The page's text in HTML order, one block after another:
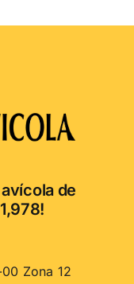
de
Zona 12